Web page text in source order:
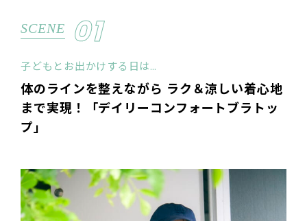
SCENE 01
子どもとお出かけする日は…
体のラインを整えながら ラク＆涼しい着心地
まで実現！「デイリーコンフォートブラトッ
プ」